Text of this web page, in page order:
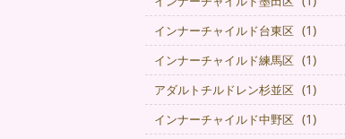
インナーチャイルド台東区 (1)
インナーチャイルド練馬区 (1)
アダルトチルドレン杉並区 (1)
インナーチャイルド中野区 (1)